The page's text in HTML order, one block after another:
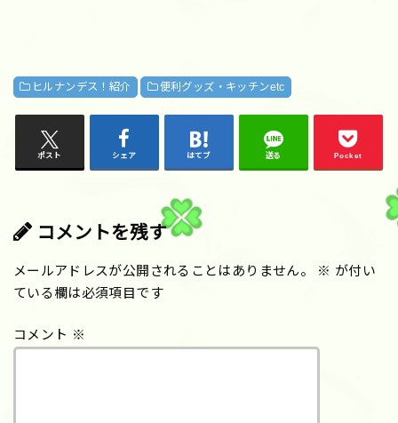
ヒルナンデス！紹介 便利グッズ・キッチンetc
ポスト シェア はてブ 送る Pocket
コメントを残す
メールアドレスが公開されることはありません。 ※ が付い
ている欄は必須項目です
コメント ※